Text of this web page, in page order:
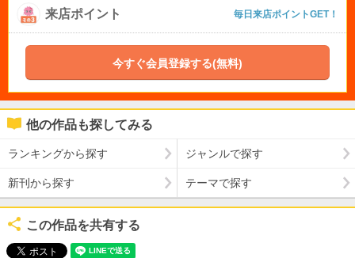
来店ポイント 毎日来店ポイントGET！
今すぐ会員登録する(無料)
他の作品も探してみる
ランキングから探す ジャンルで探す
新刊から探す テーマで探す
この作品を共有する